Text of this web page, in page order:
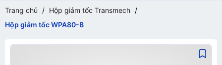
Trang chủ / Hộp giảm tốc Transmech /
Hộp giảm tốc WPA80-B